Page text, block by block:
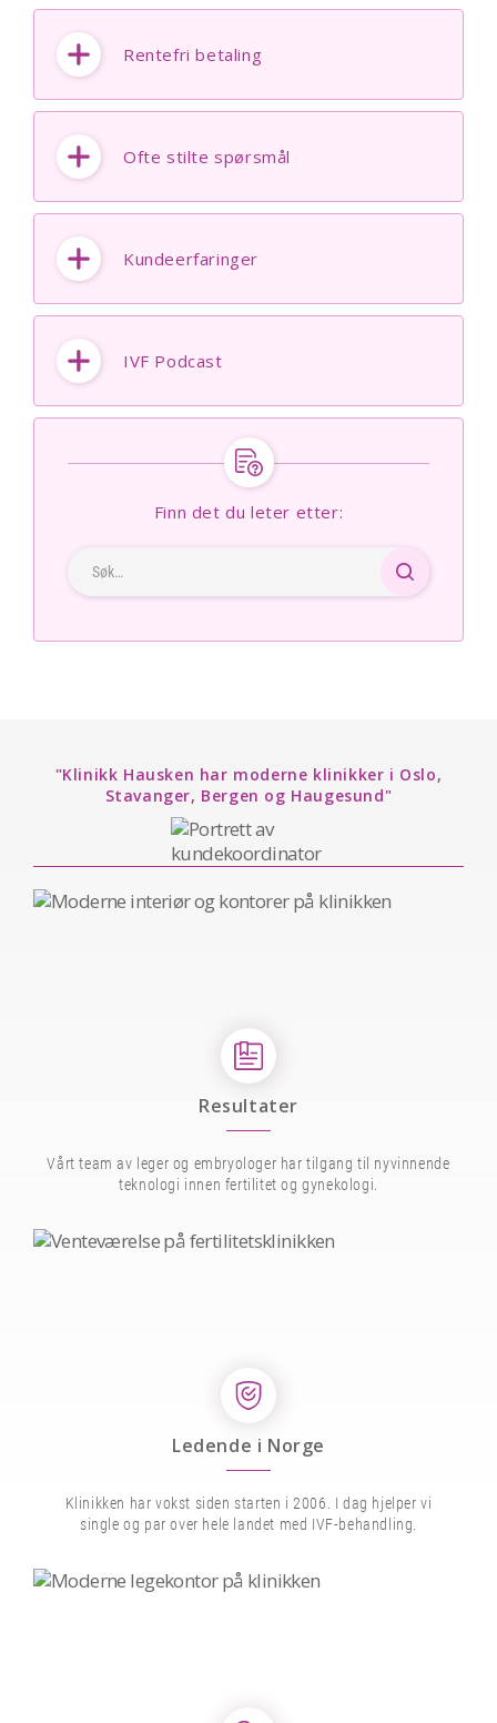
Rentefri betaling
Ofte stilte spørsmål
Kundeerfaringer
IVF Podcast
Finn det du leter etter:
"Klinikk Hausken har moderne klinikker i Oslo,
Stavanger, Bergen og Haugesund"
Resultater
Vårt team av leger og embryologer har tilgang til nyvinnende
teknologi innen fertilitet og gynekologi.
Ledende i Norge
Klinikken har vokst siden starten i 2006. I dag hjelper vi
single og par over hele landet med IVF-behandling.